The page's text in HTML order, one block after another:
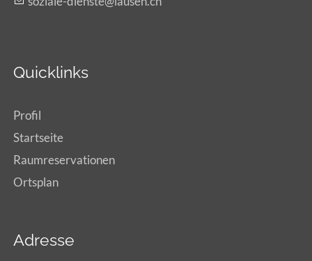
Quicklinks
Profil
Startseite
Raumreservationen
Ortsplan
Adresse